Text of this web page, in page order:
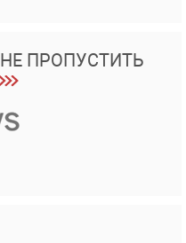
ПРОПУСТИТЬ